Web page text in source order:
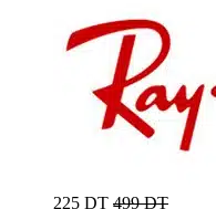
225 DT 499 DT